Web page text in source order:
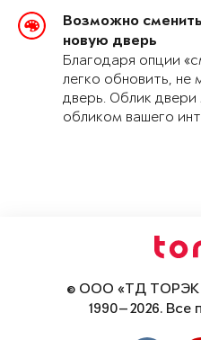
Возможно сменить
новую дверь
Благодаря опции
легко обновить, не
дверь. Облик двери
обликом вашего
© ООО «ТД
1990—2026. Все